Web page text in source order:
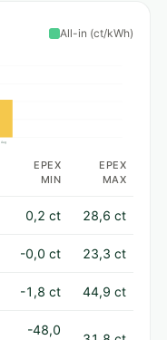
All-in (ct/kWh)
Aug
EPEX
MIN
EPEX
MAX
0,2 ct 28,6 ct
-0,0 ct 23,3 ct
-1,8 ct 44,9 ct
-48,0